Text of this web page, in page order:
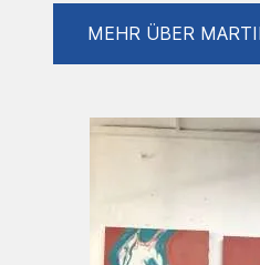
In einer Zeit die
Rausch davon fliegt ,
Bleibt Tini stehen,
und verbindet ihre
zeitgenössischen
In ihren Gemälden
sich häufig Elemente
Kunstbewegung , die
19.Jahrhundert
MEHR ÜBER